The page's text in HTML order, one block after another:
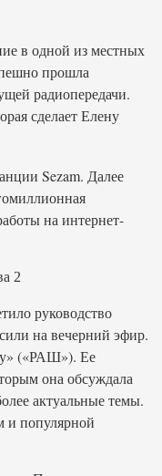
в одной из местных
прошла
радиопередачи.
сделает Елену
Sezam. Далее
на интернет-
руководство
на вечерний эфир.
(«РАШ»). Ее
она обсуждала
актуальные темы.
и популярной